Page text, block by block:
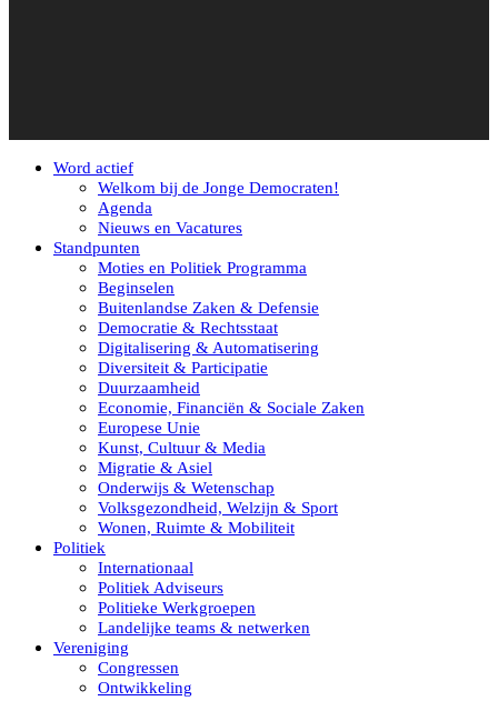
Word actief
Welkom bij de Jonge Democraten!
Agenda
Nieuws en Vacatures
Standpunten
Moties en Politiek Programma
Beginselen
Buitenlandse Zaken & Defensie
Democratie & Rechtsstaat
Digitalisering & Automatisering
Diversiteit & Participatie
Duurzaamheid
Economie, Financiën & Sociale Zaken
Europese Unie
Kunst, Cultuur & Media
Migratie & Asiel
Onderwijs & Wetenschap
Volksgezondheid, Welzijn & Sport
Wonen, Ruimte & Mobiliteit
Politiek
Internationaal
Politiek Adviseurs
Politieke Werkgroepen
Landelijke teams & netwerken
Vereniging
Congressen
Ontwikkeling